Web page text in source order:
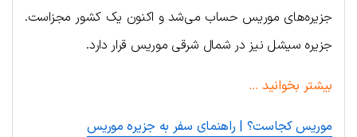
جزیره‌های موریس حساب می‌شد و اکنون یک کشور مجزاست.
جزیره سیشل نیز در شمال شرقی موریس قرار دارد.
بیشتر بخوانید …
موریس کجاست؟ | راهنمای سفر به جزیره موریس